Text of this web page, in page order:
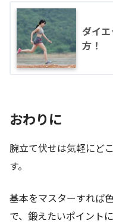
ダイ
方！
おわりに
腕立て伏せは気軽にど
す。
基本をマスターすれば
で、鍛えたいポイント